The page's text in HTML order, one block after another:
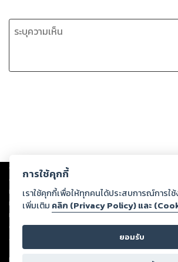
Copyright © 2026
ต่อผลงานหรือเนื้อหาใดที่อัปโหลดผ่านเว็บไซต์และปราก
ทรัพย์สินทางปัญญาของบุคคลอื่นหรือขัดต่อกฎหมายแล
ทุกท่านโปรดใช้วิจารณญาณในการกลั่นกรองด้วยตนเอ
หนึ่งส่วนใดขัดต่อกฎหมายและศีลธรรม กรุณาแจ้งมายัง
ดำเนินการในทันที ทั้งนี้ ทางสตอรี่ล็อกขอสงวนลิขสิท
ลิขสิทธิ์ พ.ศ. 2537 (ฉบับล่าสุด)
For support: member@ookbee.com
การใช้คุกกี้
เราใช้คุกกี้เพื่อให้ทุกคนได้ประสบการณ์การใ
เพิ่มเติม คลิก (Privacy Policy) และ
ยอมรับ